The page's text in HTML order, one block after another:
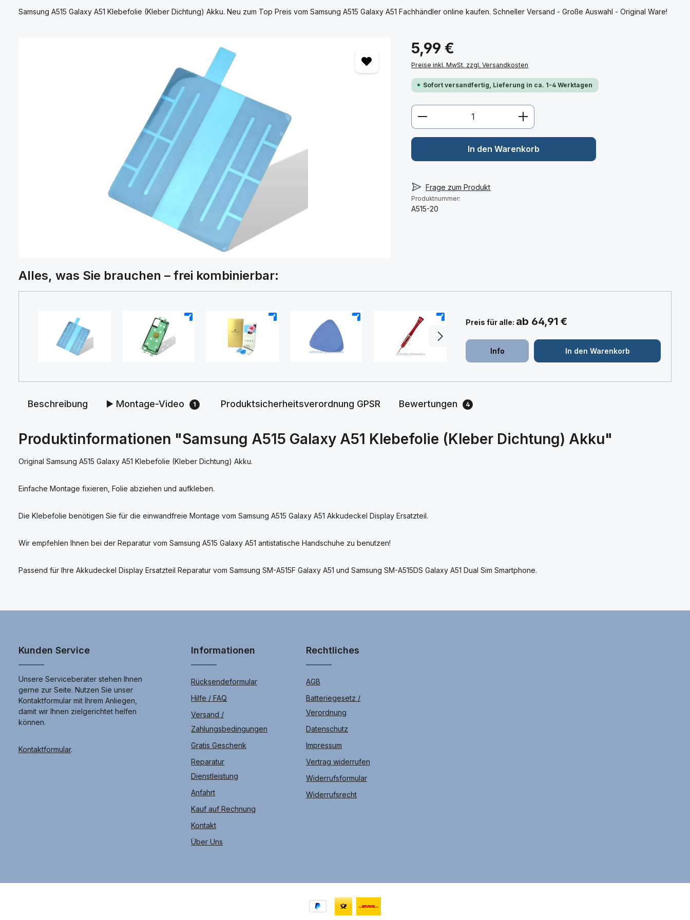
Samsung A515 Galaxy A51 Klebefolie (Kleber Dichtung) Akku. Neu zum Top Preis vom Samsung A515 Galaxy A51 Fachhändler online kaufen. Schneller Versand - Große Auswahl - Original Ware!
5,99 €
Preise inkl. MwSt. zzgl. Versandkosten
Sofort versandfertig, Lieferung in ca. 1-4 Werktagen
Produkt Anzahl: Gib den gewünschten Wert
In den Warenkorb
Frage zum Produkt
Produktnummer:
A515-20
Alles, was Sie brauchen – frei kombinierbar:
Preis für alle: ab 64,91 €
Info In den Warenkorb
Beschreibung ▶️ Montage-Video 1 Produktsicherheitsverordnung GPSR Bewertungen 4
Produktinformationen "Samsung A515 Galaxy A51 Klebefolie (Kleber Dichtung) Akku"
Original Samsung A515 Galaxy A51 Klebefolie (Kleber Dichtung) Akku.
Einfache Montage fixieren, Folie abziehen und aufkleben.
Die Klebefolie benötigen Sie für die einwandfreie Montage vom Samsung A515 Galaxy A51 Akkudeckel Display Ersatzteil.
Wir empfehlen Ihnen bei der Reparatur vom Samsung A515 Galaxy A51 antistatische Handschuhe zu benutzen!
Passend für Ihre Akkudeckel Display Ersatzteil Reparatur vom Samsung SM-A515F Galaxy A51 und Samsung SM-A515DS Galaxy A51 Dual Sim Smartphone.
Kunden Service
Unsere Serviceberater stehen Ihnen
gerne zur Seite. Nutzen Sie unser
Kontaktformular mit Ihrem Anliegen,
damit wir Ihnen zielgerichtet helfen
können.
Kontaktformular.
Informationen
Rücksendeformular
Hilfe / FAQ
Versand /
Zahlungsbedingungen
Gratis Geschenk
Reparatur
Dienstleistung
Anfahrt
Kauf auf Rechnung
Kontakt
Über Uns
Rechtliches
AGB
Batteriegesetz /
Verordnung
Datenschutz
Impressum
Vertrag widerrufen
Widerrufsformular
Widerrufsrecht